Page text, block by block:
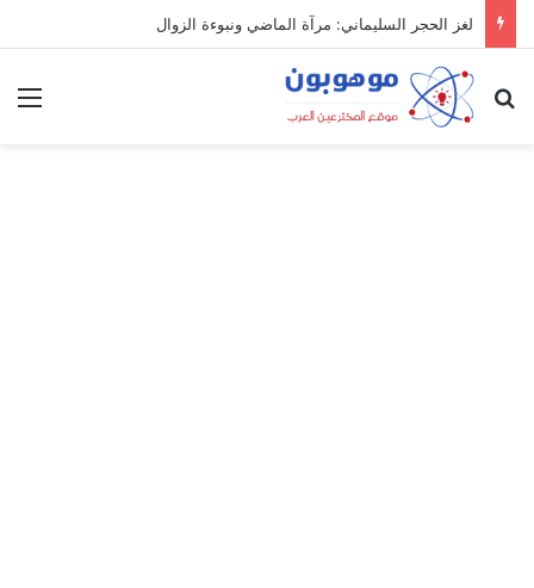
لغز الحجر السليماني: مرآة الماضي ونبوءة الزوال
بحث عن